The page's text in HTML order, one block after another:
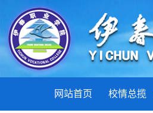
网站首页 校情总揽